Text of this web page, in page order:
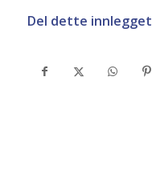
Del dette innlegget